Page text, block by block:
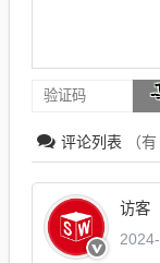
评论列表 （有
访客